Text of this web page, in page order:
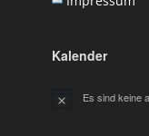
Kalender
HinweisEs sind keine